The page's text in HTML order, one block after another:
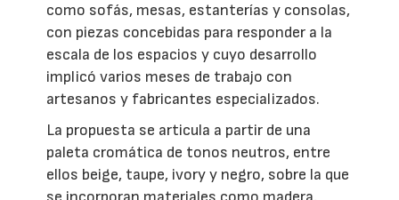
como sofás, mesas, estanterías y consolas,
con piezas concebidas para responder a la
escala de los espacios y cuyo desarrollo
implicó varios meses de trabajo con
artesanos y fabricantes especializados.
La propuesta se articula a partir de una
paleta cromática de tonos neutros, entre
ellos beige, taupe, ivory y negro, sobre la que